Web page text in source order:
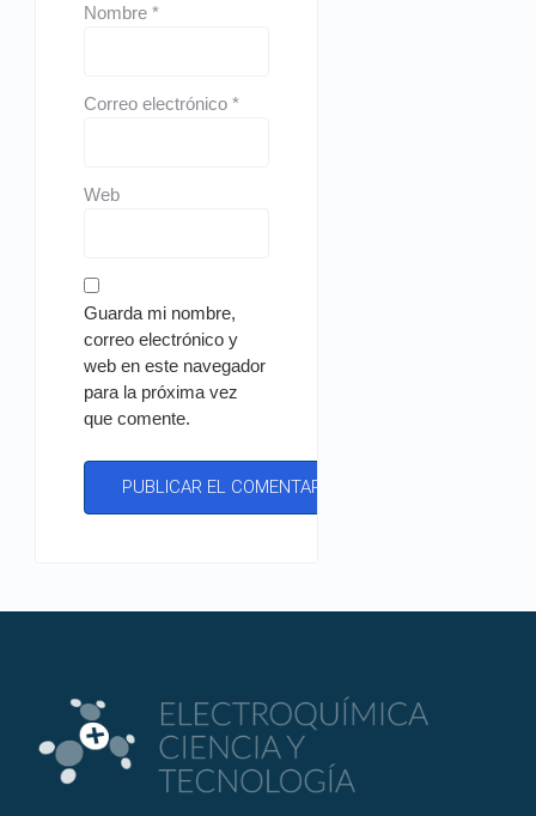
Nombre*
Correo electrónico*
Web
Guarda mi nombre,
correo electrónico y
web en este navegador
para la próxima vez
que comente.